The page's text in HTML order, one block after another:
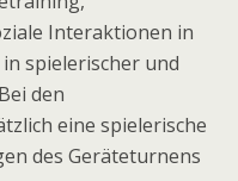
Interaktionen in
spielerischer und
den
eine spielerische
des Geräteturnens